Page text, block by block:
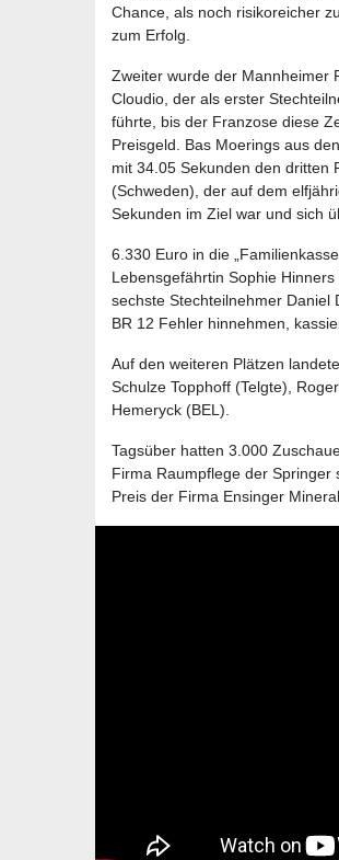
Chance, als noch risikoreicher
zum Erfolg.
Zweiter wurde der Mannheimer
Cloudio, der als erster
führte, bis der Franzose diese
Preisgeld. Bas Moerings aus
mit 34.05 Sekunden den dritten
(Schweden), der auf dem
Sekunden im Ziel war und sich
6.330 Euro in die
Lebensgefährtin Sophie
sechste Stechteilnehmer
BR 12 Fehler hinnehmen,
Auf den weiteren Plätzen
Schulze Topphoff (Telgte),
Hemeryck (BEL).
Tagsüber hatten 3.000
Firma Raumpflege der Springer
Preis der Firma Ensinger